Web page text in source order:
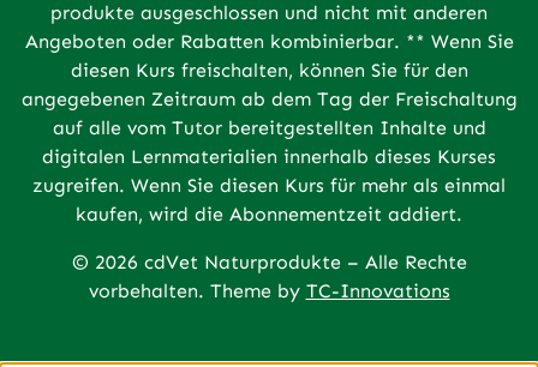
produkte ausgeschlossen und nicht mit anderen
Angeboten oder Rabatten kombinierbar. ** Wenn Sie
diesen Kurs freischalten, können Sie für den
angegebenen Zeitraum ab dem Tag der Freischaltung
auf alle vom Tutor bereitgestellten Inhalte und
digitalen Lernmaterialien innerhalb dieses Kurses
zugreifen. Wenn Sie diesen Kurs für mehr als einmal
kaufen, wird die Abonnementzeit addiert.
© 2026 cdVet Naturprodukte – Alle Rechte
vorbehalten. Theme by TC-Innovations